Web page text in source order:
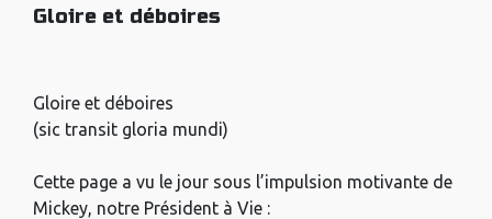
Gloire et déboires
Gloire et déboires
(sic transit gloria mundi)
Cette page a vu le jour sous l’impulsion motivante de
Mickey, notre Président à Vie :